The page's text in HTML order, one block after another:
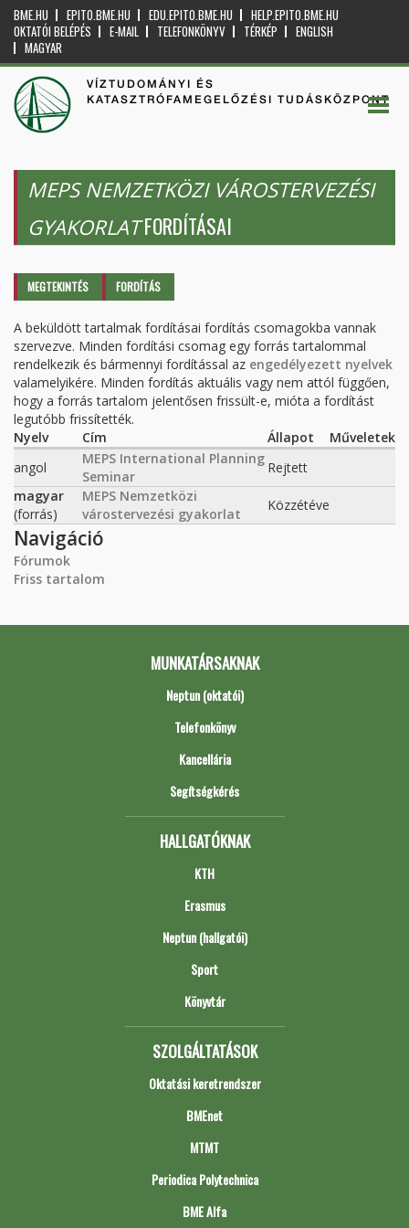
BME.HU EPITO.BME.HU EDU.EPITO.BME.HU
HELP.EPITO.BME.HU
OKTATÓI BELÉPÉS
E-MAIL TELEFONKÖNYV TÉRKÉP
ENGLISH
MAGYAR
VÍZTUDOMÁNYI ÉS
KATASZTRÓFAMEGELŐZÉSI TUDÁSKÖZPONT
MEPS NEMZETKÖZI VÁROSTERVEZÉSI
GYAKORLATFORDÍTÁSAI
Elsődleges fülek
MEGTEKINTÉS FORDÍTÁS
A beküldött tartalmak fordításai fordítás csomagokba vannak
szervezve. Minden fordítási csomag egy forrás tartalommal
rendelkezik és bármennyi fordítással az engedélyezett nyelvek
valamelyikére. Minden fordítás aktuális vagy nem attól függően,
hogy a forrás tartalom jelentősen frissült-e, mióta a fordítást
legutóbb frissítették.
Nyelv
Cím Állapot
Műveletek
angol
MEPS International Planning
Seminar
Rejtett
magyar
(forrás)
MEPS Nemzetközi
várostervezési gyakorlat
Közzétéve
Navigáció
Fórumok
Friss tartalom
MUNKATÁRSAKNAK
Neptun (oktatói)
Telefonkönyv
Kancellária
Segítségkérés
HALLGATÓKNAK
KTH
Erasmus
Neptun (hallgatói)
Sport
Könyvtár
SZOLGÁLTATÁSOK
Oktatási keretrendszer
BMEnet
MTMT
Periodica Polytechnica
BME Alfa